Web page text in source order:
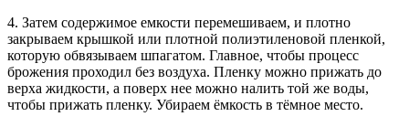
4. Затем содержимое емкости перемешиваем, и плотно
закрываем крышкой или плотной полиэтиленовой пленкой,
которую обвязываем шпагатом. Главное, чтобы процесс
брожения проходил без воздуха. Пленку можно прижать до
верха жидкости, а поверх нее можно налить той же воды,
чтобы прижать пленку. Убираем ёмкость в тёмное место.